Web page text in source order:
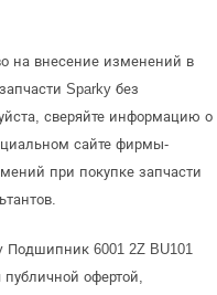
на внесение изменений в
Sparky без
сверяйте информацию о
сайте фирмы-
при покупке запчасти
Подшипник 6001 2Z BU101
публичной офертой,